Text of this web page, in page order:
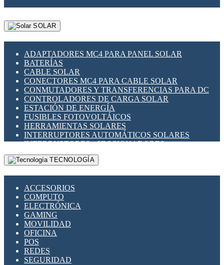
SOLAR
ADAPTADORES MC4 PARA PANEL SOLAR
BATERÍAS
CABLE SOLAR
CONECTORES MC4 PARA CABLE SOLAR
CONMUTADORES Y TRANSFERENCIAS PARA DC
CONTROLADORES DE CARGA SOLAR
ESTACIÓN DE ENERGÍA
FUSIBLES FOTOVOLTÁICOS
HERRAMIENTAS SOLARES
INTERRUPTORES AUTOMÁTICOS SOLARES
INTERRUPTORES - SECCIONADORES
FOTOVOLTÁICOS
MONTAJE PANEL SOLAR
SUPRESOR DE TRANSIENTES SPDS PARA
APLICACIONES FOTOVOLTAICAS
TECNOLOGÍA
ACCESORIOS
COMPUTO
ELECTRÓNICA
GAMING
MOVILIDAD
OFICINA
POS
REDES
SEGURIDAD